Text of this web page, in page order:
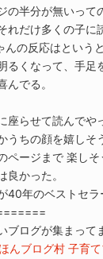
の半分が無いって
れだけ多くの子に
んの反応はという
るくなって、手足
んでる。
座らせて読んでや
うちの顔を嬉しそ
ページまで 楽しそ
良かった。
40年のベストセラ
ブログが集まって